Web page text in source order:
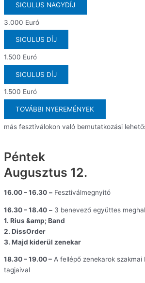
SICULUS NAGYDÍJ
3.000 Euró
SICULUS DÍJ
1.500 Euró
SICULUS DÍJ
1.500 Euró
TOVÁBBI NYEREMÉNYEK
más fesztiválokon való bemutatkozási
Péntek
Augusztus 12.
16.00 – 16.30 – Fesztiválmegnyitó
16.30 – 18.40 – 3 benevező együttes
1. Rius &amp; Band
2. DissOrder
3. Majd kiderül zenekar
18.30 – 19.00 – A fellépő zenekarok
tagjaival